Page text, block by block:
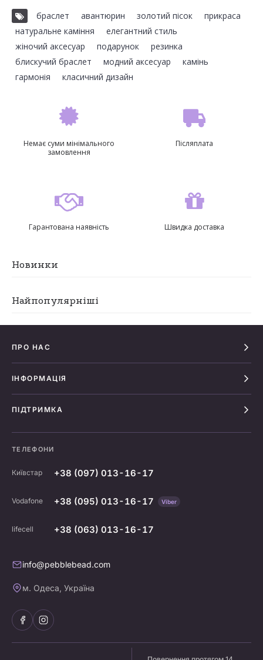
браслет авантюрин золотий пісок прикраса
натуральне каміння
елегантний стиль
жіночий аксесуар
подарунок резинка
блискучий браслет
модний аксесуар камінь
гармонія
класичний дизайн
Немає суми мінімального
замовлення
Післяплата
Гарантована наявність Швидка доставка
Новинки
Найпопулярніші
ПРО НАС
ІНФОРМАЦІЯ
ПІДТРИМКА
ТЕЛЕФОНИ
Київстар +38 (097) 013-16-17
Vodafone +38 (095) 013-16-17 Viber
lifecell +38 (063) 013-16-17
info@pebblebead.com
м. Одеса, Україна